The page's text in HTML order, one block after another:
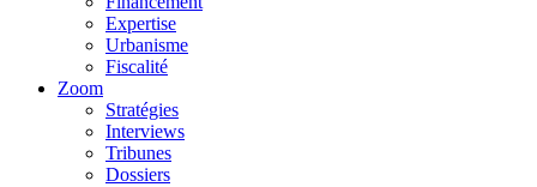
Expertise
Urbanisme
Fiscalité
Zoom
Stratégies
Interviews
Tribunes
Dossiers